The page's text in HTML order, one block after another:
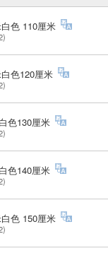
色 110厘米
色120厘米
色130厘米
色140厘米
色 150厘米